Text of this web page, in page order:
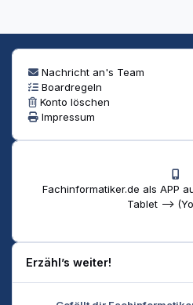
Nachricht an's Team
Boardregeln
Konto löschen
Impressum
Fachinformatiker.de als APP
Tablet -->
Erzähl’s weiter!